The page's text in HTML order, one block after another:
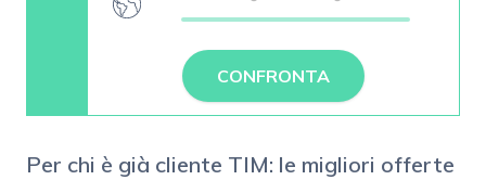
CONFRONTA
Per chi è già cliente TIM: le migliori offerte